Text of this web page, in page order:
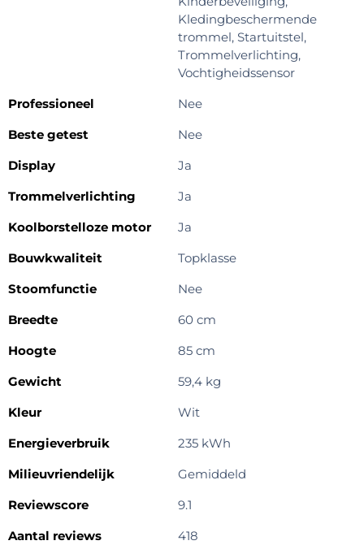
Kledingbeschermende
trommel, Startuitstel,
Trommelverlichting,
Vochtigheidssensor
Professioneel
Nee
Beste getest
Nee
Display
Ja
Trommelverlichting
Ja
Koolborstelloze motor
Ja
Bouwkwaliteit
Topklasse
Stoomfunctie
Nee
Breedte
60 cm
Hoogte
85 cm
Gewicht
59,4 kg
Kleur
Wit
Energieverbruik
235 kWh
Milieuvriendelijk
Gemiddeld
Reviewscore
9.1
Aantal reviews
418